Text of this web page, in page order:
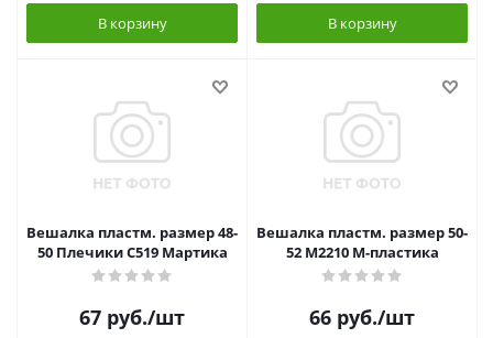
В корзину В корзину
Вешалка пластм. размер 48-
50 Плечики С519 Мартика
67 руб./шт
Вешалка пластм. размер 50-
52 М2210 М-пластика
66 руб./шт